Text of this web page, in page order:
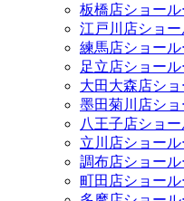
板橋店ショール
江戸川店ショー
練馬店ショール
足立店ショール
大田大森店シ
墨田菊川店ショ
八王子店ショー
立川店ショール
調布店ショール
町田店ショール